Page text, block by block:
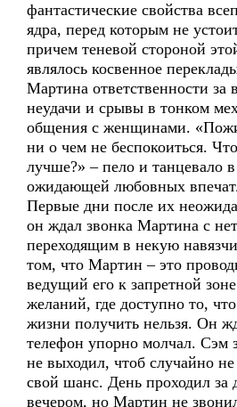
фантастические свойства
ядра, перед которым не
причем теневой стороной
являлось косвенное
Мартина ответственности за
неудачи и срывы в тонком
общения с женщинами.
ни о чем не беспокоиться.
лучше?» – пело и танцевало
ожидающей любовных
Первые дни после их
он ждал звонка Мартина с
переходящим в некую
том, что Мартин – это
ведущий его к запретной
желаний, где доступно то,
жизни получить нельзя. Он
телефон упорно молчал. Сэм
не выходил, чтоб случайно
свой шанс. День проходил за
вечером, но Мартин не